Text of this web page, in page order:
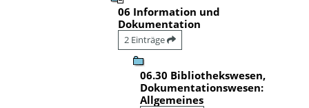
06 Information und
Dokumentation
2 Einträge
06.30 Bibliothekswesen,
Dokumentationswesen:
Allgemeines